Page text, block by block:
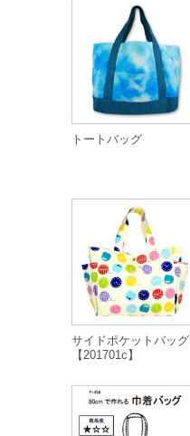
トートバッグ
サイドポケットバッグ
【201701c】